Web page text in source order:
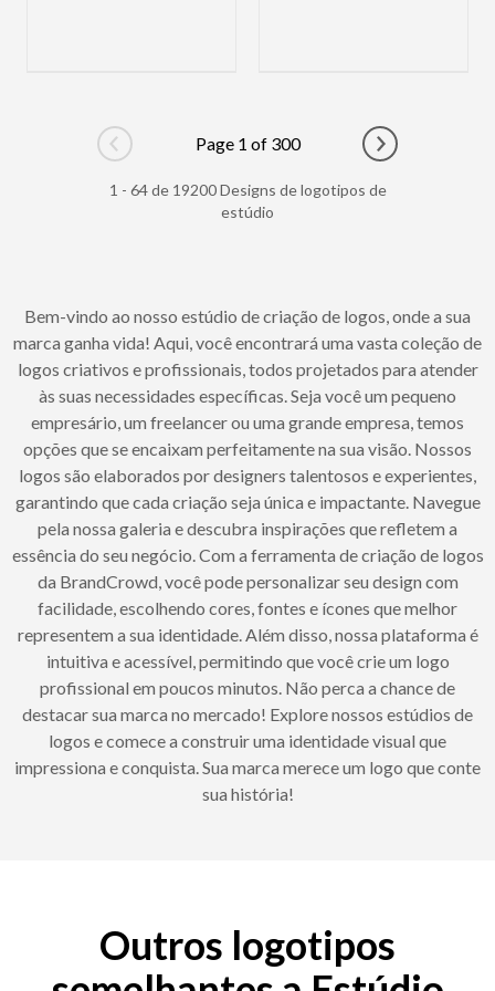
Go to previous page
Page 1 of 300
Go to next
1 - 64 de 19200 Designs de logotipos de
estúdio
Bem-vindo ao nosso estúdio de criação de logos, onde a sua
marca ganha vida! Aqui, você encontrará uma vasta coleção de
logos criativos e profissionais, todos projetados para atender
às suas necessidades específicas. Seja você um pequeno
empresário, um freelancer ou uma grande empresa, temos
opções que se encaixam perfeitamente na sua visão. Nossos
logos são elaborados por designers talentosos e experientes,
garantindo que cada criação seja única e impactante. Navegue
pela nossa galeria e descubra inspirações que refletem a
essência do seu negócio. Com a ferramenta de criação de logos
da BrandCrowd, você pode personalizar seu design com
facilidade, escolhendo cores, fontes e ícones que melhor
representem a sua identidade. Além disso, nossa plataforma é
intuitiva e acessível, permitindo que você crie um logo
profissional em poucos minutos. Não perca a chance de
destacar sua marca no mercado! Explore nossos estúdios de
logos e comece a construir uma identidade visual que
impressiona e conquista. Sua marca merece um logo que conte
sua história!
Outros logotipos